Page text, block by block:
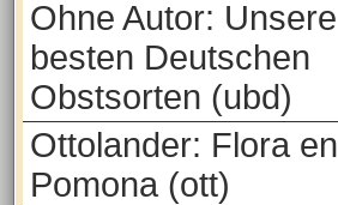
Ohne Autor: Unsere
besten Deutschen
Obstsorten (ubd)
Ottolander: Flora en
Pomona (ott)